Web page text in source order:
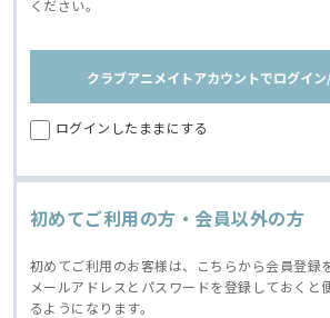
ください。
クラブアニメイトアカウントでログイ
ログインしたままにする
初めてご利用の方・会員以外の方
初めてご利用のお客様は、こちらから会員登録
メールアドレスとパスワードを登録しておくと
るようになります。